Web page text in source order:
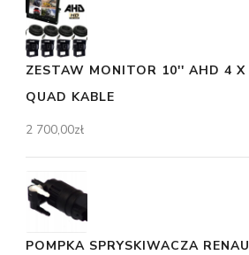
ZESTAW MONITOR 10'' AHD 4 X
QUAD KABLE
2 700,00zł
POMPKA SPRYSKIWACZA